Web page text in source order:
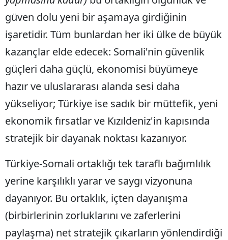
güven dolu yeni bir aşamaya girdiğinin
işaretidir. Tüm bunlardan her iki ülke de büyük
kazançlar elde edecek: Somali'nin güvenlik
güçleri daha güçlü, ekonomisi büyümeye
hazır ve uluslararası alanda sesi daha
yükseliyor; Türkiye ise sadık bir müttefik, yeni
ekonomik fırsatlar ve Kızıldeniz'in kapısında
stratejik bir dayanak noktası kazanıyor.
Türkiye-Somali ortaklığı tek taraflı bağımlılık
yerine karşılıklı yarar ve saygı vizyonuna
dayanıyor. Bu ortaklık, içten dayanışma
(birbirlerinin zorluklarını ve zaferlerini
paylaşma) net stratejik çıkarların yönlendirdiği